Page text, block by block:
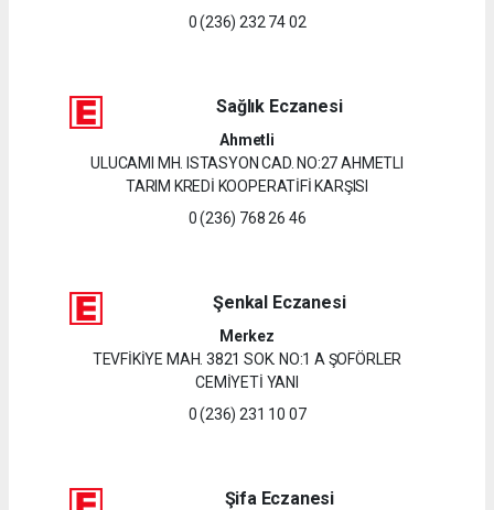
0 (236) 232 74 02
Sağlık Eczanesi
Ahmetli
ULUCAMI MH. ISTASYON CAD. NO:27 AHMETLI
TARIM KREDİ KOOPERATİFİ KARŞISI
0 (236) 768 26 46
Şenkal Eczanesi
Merkez
TEVFİKİYE MAH. 3821 SOK. NO:1 A ŞOFÖRLER
CEMİYETİ YANI
0 (236) 231 10 07
Şifa Eczanesi